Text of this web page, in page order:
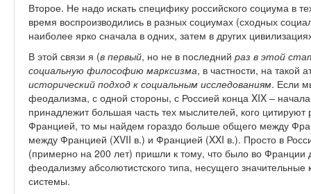
Второе. Не надо искать специфику российского социума в
время воспроизводились в разных социумах (сходных
наиболее ярко сначала в одних, затем в других
В этой связи я (в первый, но не в последний раз в этой
социальную философию марксизма, в частности, на такой
исторический подход к социальным исследованиям. Если
феодализма, с одной стороны, с Россией конца XIX –
принадлежит большая часть тех мыслителей, кого
Францией, то мы найдем гораздо больше общего между
между Францией (XVII в.) и Францией (XXI в.). Просто в
(примерно на 200 лет) пришли к тому, что было во Франции
феодализму абсолютистского типа, несущего
системы.